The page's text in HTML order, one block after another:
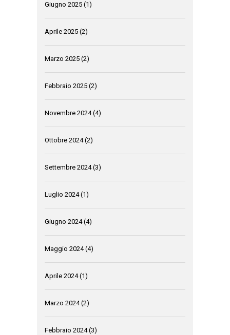
Giugno 2025 (1)
Aprile 2025 (2)
Marzo 2025 (2)
Febbraio 2025 (2)
Novembre 2024(4)
Ottobre 2024(2)
Settembre 2024(3)
Luglio 2024(1)
Giugno 2024(4)
Maggio 2024(4)
Aprile 2024(1)
Marzo 2024(2)
Febbraio 2024(3)